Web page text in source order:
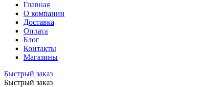
Главная
О компании
Доставка
Оплата
Блог
Контакты
Магазины
Быстрый заказ
Быстрый заказ